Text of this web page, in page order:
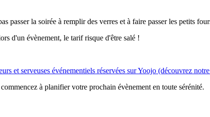
passer la soirée à remplir des verres et à faire passer les petits
d'un évènement, le tarif risque d'être salé !
et serveuses événementiels réservées sur Yoojo (découvrez
à planifier votre prochain évènement en toute sérénité.